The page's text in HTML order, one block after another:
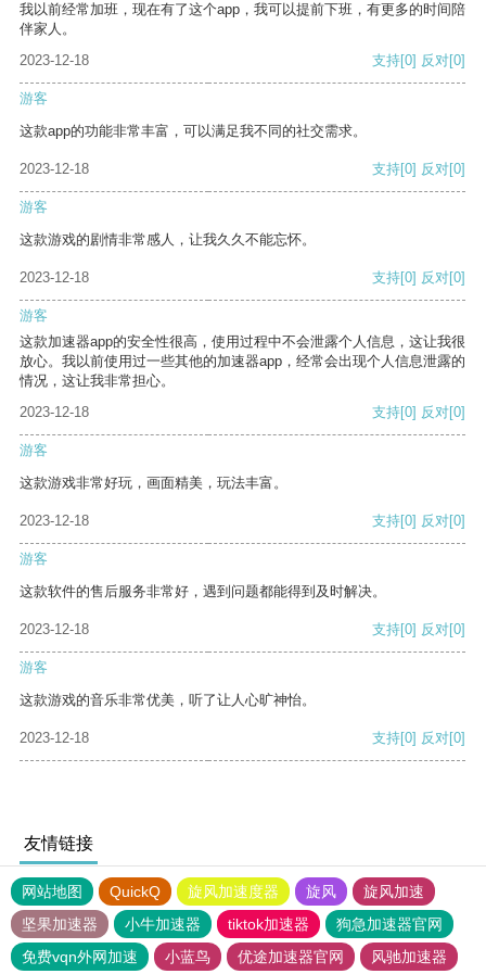
我以前经常加班，现在有了这个app，我可以提前下班，有更多的时间陪
伴家人。
2023-12-18
支持[0] 反对[0]
游客
这款app的功能非常丰富，可以满足我不同的社交需求。
2023-12-18 支持[0] 反对[0]
游客
这款游戏的剧情非常感人，让我久久不能忘怀。
2023-12-18 支持[0] 反对[0]
游客
这款加速器app的安全性很高，使用过程中不会泄露个人信息，这让我很
放心。我以前使用过一些其他的加速器app，经常会出现个人信息泄露的
情况，这让我非常担心。
2023-12-18
支持[0] 反对[0]
游客
这款游戏非常好玩，画面精美，玩法丰富。
2023-12-18 支持[0] 反对[0]
游客
这款软件的售后服务非常好，遇到问题都能得到及时解决。
2023-12-18 支持[0] 反对[0]
游客
这款游戏的音乐非常优美，听了让人心旷神怡。
2023-12-18 支持[0] 反对[0]
友情链接
网站地图 QuickQ 旋风加速度器 旋风
旋风加速
坚果加速器
小牛加速器 tiktok加速器
狗急加速器官网
免费vqn外网加速
小蓝鸟 优途加速器官网 风驰加速器